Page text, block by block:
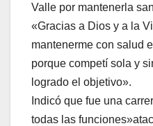
Valle por mantenerla
«Gracias a Dios y a la
mantenerme con salud
porque competí sola y
logrado el objetivo».
Indicó que fue una
todas las